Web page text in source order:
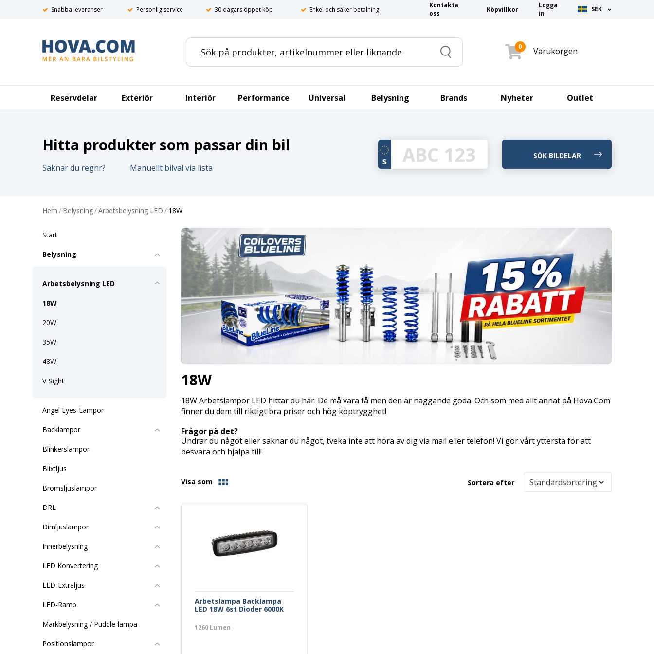
Snabba leveranser Personlig service 30 dagars öppet köp Enkel och säker betalning
Kontakta
oss
Köpvillkor
Logga
in
SEK
Search
0 Varukorgen
Reservdelar Exteriör Interiör Performance Universal Belysning Brands Nyheter Outlet
Hitta produkter som passar din bil
Saknar du regnr? Manuellt bilval via lista
Hem / Belysning/Arbetsbelysning LED / 18W
Start
Belysning
Arbetsbelysning LED
18W
20W
35W
48W
V-Sight
Angel Eyes-Lampor
Backlampor
Blinkerslampor
Blixtljus
Bromsljuslampor
DRL
Dimljuslampor
Innerbelysning
LED Konvertering
LED-Extraljus
LED-Ramp
Markbelysning / Puddle-lampa
Positionslampor
18W
18W Arbetslampor LED hittar du här. De må vara få men den är naggande goda. Och som med allt annat på Hova.Com
finner du dem till riktigt bra priser och hög köptrygghet!
Frågor på det?
Undrar du något eller saknar du något, tveka inte att höra av dig via mail eller telefon! Vi gör vårt yttersta för att
besvara och hjälpa till!
Visa som Sortera efter
Arbetslampa Backlampa
LED 18W 6st Dioder 6000K
1260 Lumen